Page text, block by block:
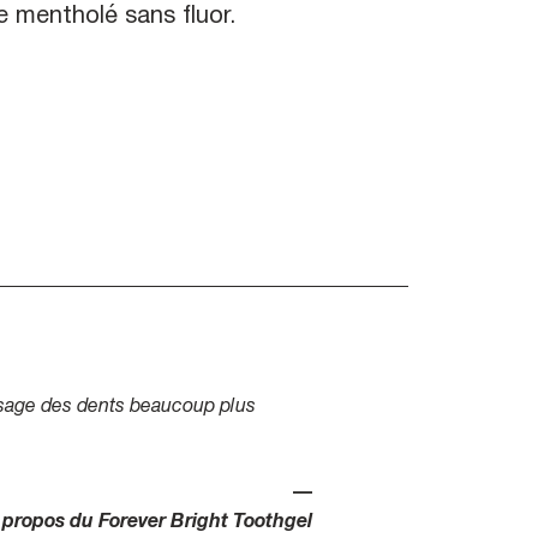
mentholé sans fluor.
des dents beaucoup plus
—
propos du Forever Bright Toothgel